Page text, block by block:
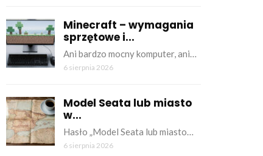
Minecraft – wymagania
sprzętowe i...
Ani bardzo mocny komputer, ani…
6 sierpnia 2026
Model Seata lub miasto
w...
Hasło „Model Seata lub miasto…
6 sierpnia 2026